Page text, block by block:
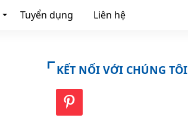
Tuyển dụng Liên hệ
KẾT NỐI VỚI CHÚNG TÔI